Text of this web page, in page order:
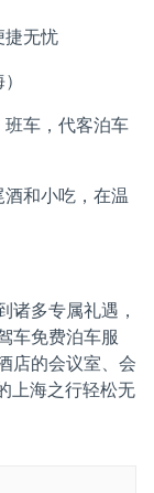
捷无忧
班车，代客泊车
酒和小吃，在温
诸多专属礼遇，
车免费泊车服
店的会议室、会
上海之行轻松无